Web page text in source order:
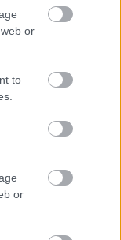
or
to
or
pas
d'utiliser les
devez